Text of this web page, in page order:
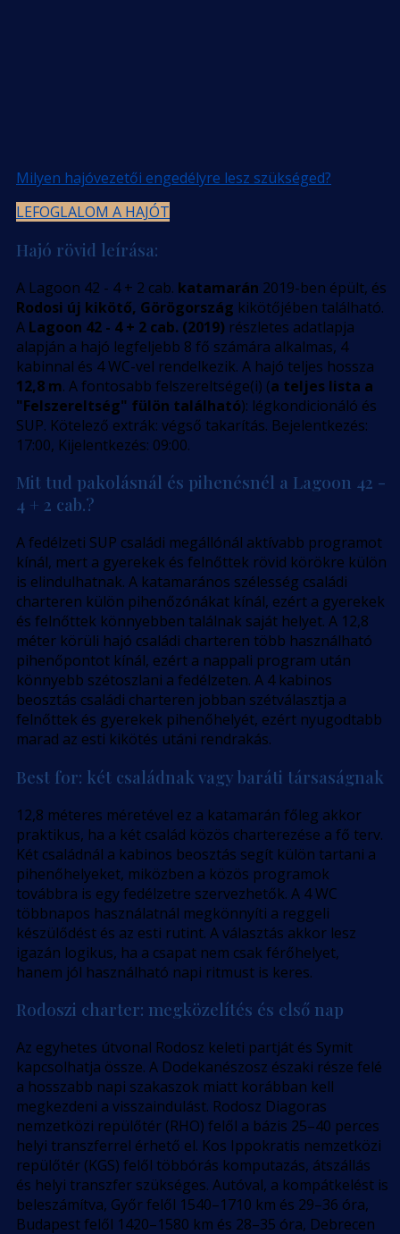
Milyen hajóvezetői engedélyre lesz szükséged?
LEFOGLALOM A HAJÓT
Hajó rövid leírása:
A Lagoon 42 - 4 + 2 cab. katamarán 2019-ben épült, és
Rodosi új kikötő, Görögország kikötőjében található.
A Lagoon 42 - 4 + 2 cab. (2019) részletes adatlapja
alapján a hajó legfeljebb 8 fő számára alkalmas, 4
kabinnal és 4 WC-vel rendelkezik. A hajó teljes hossza
12,8 m. A fontosabb felszereltsége(i) (a teljes lista a
"Felszereltség" fülön található): légkondicionáló és
SUP. Kötelező extrák: végső takarítás. Bejelentkezés:
17:00, Kijelentkezés: 09:00.
Mit tud pakolásnál és pihenésnél a Lagoon 42 -
4 + 2 cab.?
A fedélzeti SUP családi megállónál aktívabb programot
kínál, mert a gyerekek és felnőttek rövid körökre külön
is elindulhatnak. A katamarános szélesség családi
charteren külön pihenőzónákat kínál, ezért a gyerekek
és felnőttek könnyebben találnak saját helyet. A 12,8
méter körüli hajó családi charteren több használható
pihenőpontot kínál, ezért a nappali program után
könnyebb szétoszlani a fedélzeten. A 4 kabinos
beosztás családi charteren jobban szétválasztja a
felnőttek és gyerekek pihenőhelyét, ezért nyugodtabb
marad az esti kikötés utáni rendrakás.
Best for: két családnak vagy baráti társaságnak
12,8 méteres méretével ez a katamarán főleg akkor
praktikus, ha a két család közös charterezése a fő terv.
Két családnál a kabinos beosztás segít külön tartani a
pihenőhelyeket, miközben a közös programok
továbbra is egy fedélzetre szervezhetők. A 4 WC
többnapos használatnál megkönnyíti a reggeli
készülődést és az esti rutint. A választás akkor lesz
igazán logikus, ha a csapat nem csak férőhelyet,
hanem jól használható napi ritmust is keres.
Rodoszi charter: megközelítés és első nap
Az egyhetes útvonal Rodosz keleti partját és Symit
kapcsolhatja össze. A Dodekanészosz északi része felé
a hosszabb napi szakaszok miatt korábban kell
megkezdeni a visszaindulást. Rodosz Diagoras
nemzetközi repülőtér (RHO) felől a bázis 25–40 perces
helyi transzferrel érhető el. Kos Ippokratis nemzetközi
repülőtér (KGS) felől többórás komputazás, átszállás
és helyi transzfer szükséges. Autóval, a kompátkelést is
beleszámítva, Győr felől 1540–1710 km és 29–36 óra,
Budapest felől 1420–1580 km és 28–35 óra, Debrecen